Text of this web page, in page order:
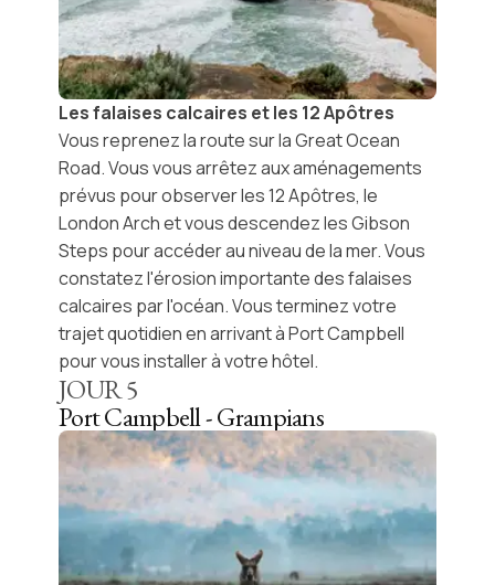
Les falaises calcaires et les 12 Apôtres
Vous reprenez la route sur la Great Ocean
Road. Vous vous arrêtez aux aménagements
prévus pour observer les12 Apôtres, le
London Archet vous descendez lesGibson
Steps pour accéder au niveau de la mer. Vous
constatez l'érosion importante des falaises
calcaires par l'océan. Vous terminez votre
trajet quotidien en arrivant àPort Campbell
pour vous installer à votre hôtel.
JOUR5
Port Campbell - Grampians